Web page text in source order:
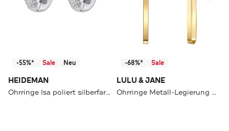
-55%* Sale Neu
HEIDEMAN
Ohrringe Isa poliert silberfarben poliert
-68%* Sale
LULU & JANE
Ohrringe Metall-Legierung OneColor